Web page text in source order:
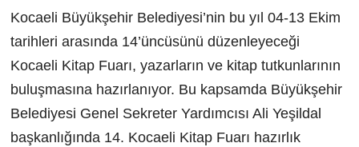
Kocaeli Büyükşehir Belediyesi’nin bu yıl 04-13 Ekim
tarihleri arasında 14’üncüsünü düzenleyeceği
Kocaeli Kitap Fuarı, yazarların ve kitap tutkunlarının
buluşmasına hazırlanıyor. Bu kapsamda Büyükşehir
Belediyesi Genel Sekreter Yardımcısı Ali Yeşildal
başkanlığında 14. Kocaeli Kitap Fuarı hazırlık